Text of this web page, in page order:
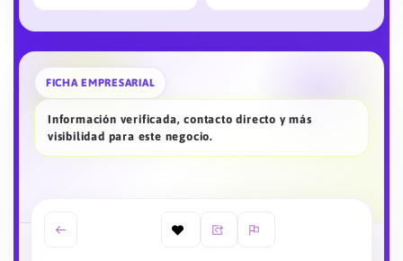
FICHA EMPRESARIAL
Información verificada, contacto directo y más
visibilidad para este negocio.